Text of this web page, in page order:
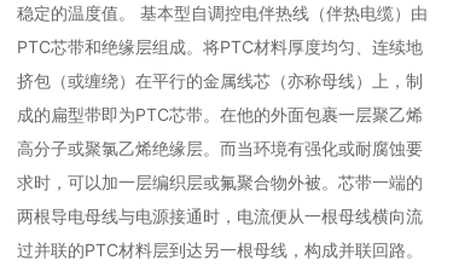
稳定的温度值。 基本型自调控电伴热线（伴热电缆）由
PTC芯带和绝缘层组成。将PTC材料厚度均匀、连续地
挤包（或缠绕）在平行的金属线芯（亦称母线）上，制
成的扁型带即为PTC芯带。在他的外面包裹一层聚乙烯
高分子或聚氯乙烯绝缘层。而当环境有强化或耐腐蚀要
求时，可以加一层编织层或氟聚合物外被。芯带一端的
两根导电母线与电源接通时，电流便从一根母线横向流
过并联的PTC材料层到达另一根母线，构成并联回路。